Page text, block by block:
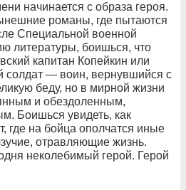
начинается с образа героя.
романы, где пытаются
Специальной военной
литературы, боишься, что
капитан Копейкин или
солдат — воин, вернувшийся с
беду, но в мирной жизни
и обездоленным,
Боишься увидеть, как
где на бойца ополчатся иные
отравляющие жизнь.
неколебимый герой. Герой